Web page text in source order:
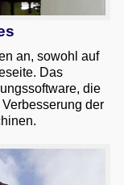
an, sowohl auf
Das
die
der